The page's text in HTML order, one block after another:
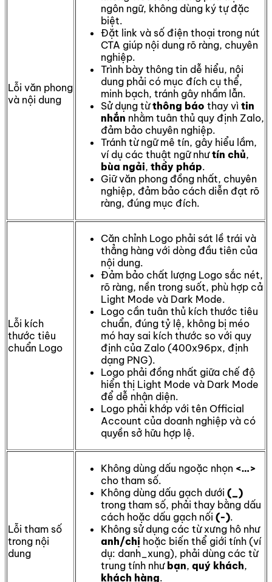
Lỗi văn phong
và nội dung
ngôn ngữ, không dùng ký tự đặc
biệt.
Đặt link và số điện thoại trong nút
CTA giúp nội dung rõ ràng, chuyên
nghiệp.
Trình bày thông tin dễ hiểu, nội
dung phải có mục đích cụ thể,
minh bạch, tránh gây nhầm lẫn.
Sử dụng từthông báo thay vì tin
nhắn nhằm tuân thủ quy định Zalo,
đảm bảo chuyên nghiệp.
Tránh từ ngữ mê tín, gây hiểu lầm,
ví dụ các thuật ngữ nhưtín chủ,
bùa ngải, thầy pháp.
Giữ văn phong đồng nhất, chuyên
nghiệp, đảm bảo cách diễn đạt rõ
ràng, đúng mục đích.
Lỗi kích
thước tiêu
chuẩn Logo
Căn chỉnh Logo phải sát lề trái và
thẳng hàng với dòng đầu tiên của
nội dung.
Đảm bảo chất lượng Logo sắc nét,
rõ ràng, nền trong suốt, phù hợp cả
Light Mode và Dark Mode.
Logo cần tuân thủ kích thước tiêu
chuẩn, đúng tỷ lệ, không bị méo
mó hay sai kích thước so với quy
định của Zalo (400x96px, định
dạng PNG).
Logo phải đồng nhất giữa chế độ
hiển thị Light Mode và Dark Mode
để dễ nhận diện.
Logo phải khớp với tên Official
Account của doanh nghiệp và có
quyền sở hữu hợp lệ.
Lỗi tham số
trong nội
dung
Không dùng dấu ngoặc nhọn <…>
cho tham số.
Không dùng dấu gạch dưới (_)
trong tham số, phải thay bằng dấu
cách hoặc dấu gạch nối (-).
Không sử dụng các từ xưng hô như
anh/chị hoặc biến thể giới tính (ví
dụ: danh_xung), phải dùng các từ
trung tính như bạn, quý khách,
khách hàng.